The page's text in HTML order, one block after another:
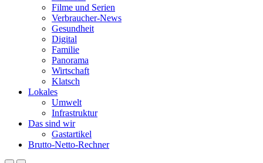
Filme und Serien
Verbraucher-News
Gesundheit
Digital
Familie
Panorama
Wirtschaft
Klatsch
Lokales
Umwelt
Infrastruktur
Das sind wir
Gastartikel
Brutto-Netto-Rechner